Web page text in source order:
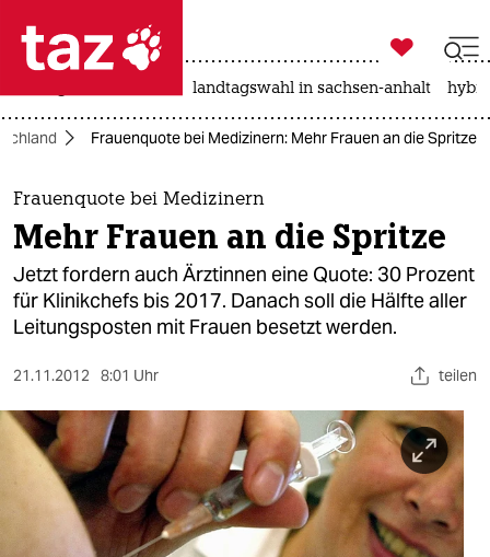
 taz zahl ich
taz zahl ich
themen
politik
öko
gesellschaft
sport
berlin
nord

taz zahl ich
landtagswahl in sachsen-anhalt
Frauenquote bei Medizinern: Mehr Frauen an die Spritze
Frauenquote bei Medizinern
Mehr Frauen an die Spritze
Jetzt fordern auch Ärztinnen eine Quote: 30 Prozent
für Klinikchefs bis 2017. Danach soll die Hälfte aller
Leitungsposten mit Frauen besetzt werden.
21.11.2012 8:01 Uhr teilen